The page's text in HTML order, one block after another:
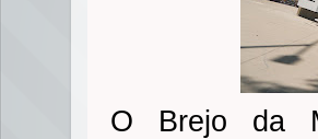
O Brejo da